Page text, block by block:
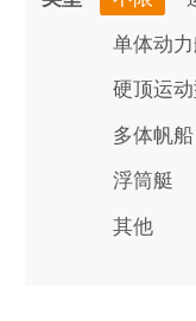
单体动
硬顶运动
多体帆船
浮筒艇
其他